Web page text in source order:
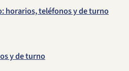
horarios, teléfonos y de turno
y de turno